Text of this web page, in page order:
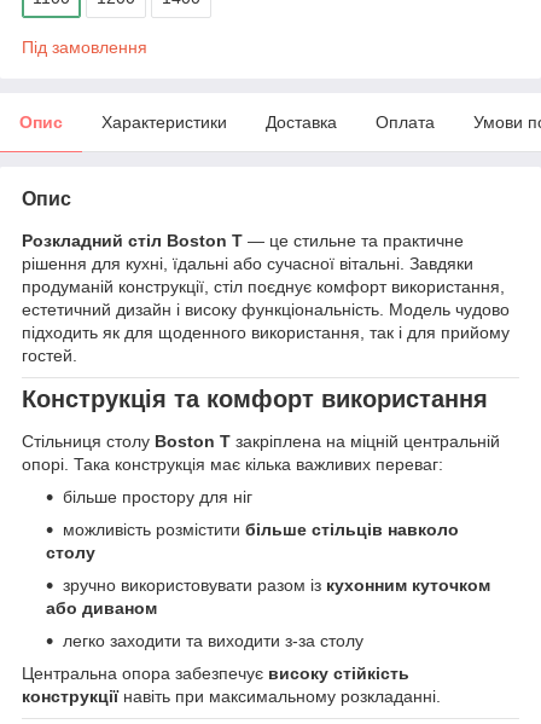
Під замовлення
Опис Характеристики Доставка Оплата Умови
Опис
Розкладний стіл Boston T — це стильне та практичне
рішення для кухні, їдальні або сучасної вітальні. Завдяки
продуманій конструкції, стіл поєднує комфорт використання,
естетичний дизайн і високу функціональність. Модель чудово
підходить як для щоденного використання, так і для прийому
гостей.
Конструкція та комфорт використання
Стільниця столу Boston T закріплена на міцній центральній
опорі. Така конструкція має кілька важливих переваг:
більше простору для ніг
можливість розмістити більше стільців навколо
столу
зручно використовувати разом із кухонним куточком
або диваном
легко заходити та виходити з-за столу
Центральна опора забезпечує високу стійкість
конструкціїнавіть при максимальному розкладанні.